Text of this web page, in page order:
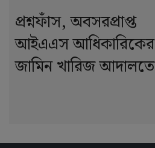
প্রশ্নফাঁস, অবসরপ্রাপ্ত
আইএএস আধিকারিকের
জামিন খারিজ আদালতে